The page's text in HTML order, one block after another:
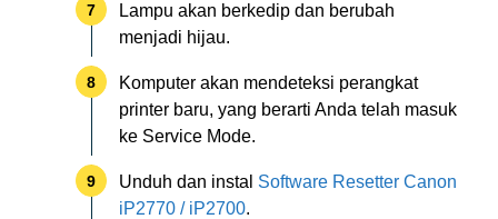
Lampu akan berkedip dan berubah
menjadi hijau.
Komputer akan mendeteksi perangkat
printer baru, yang berarti Anda telah masuk
ke Service Mode.
Unduh dan instal Software Resetter Canon
iP2770 / iP2700.